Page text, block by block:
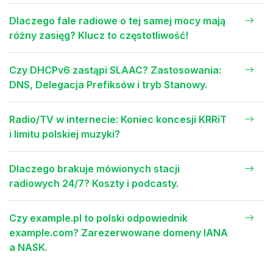
Dlaczego fale radiowe o tej samej mocy mają
różny zasięg? Klucz to częstotliwość!
Czy DHCPv6 zastąpi SLAAC? Zastosowania:
DNS, Delegacja Prefiksów i tryb Stanowy.
Radio/TV w internecie: Koniec koncesji KRRiT
i limitu polskiej muzyki?
Dlaczego brakuje mówionych stacji
radiowych 24/7? Koszty i podcasty.
Czy example.pl to polski odpowiednik
example.com? Zarezerwowane domeny IANA
a NASK.